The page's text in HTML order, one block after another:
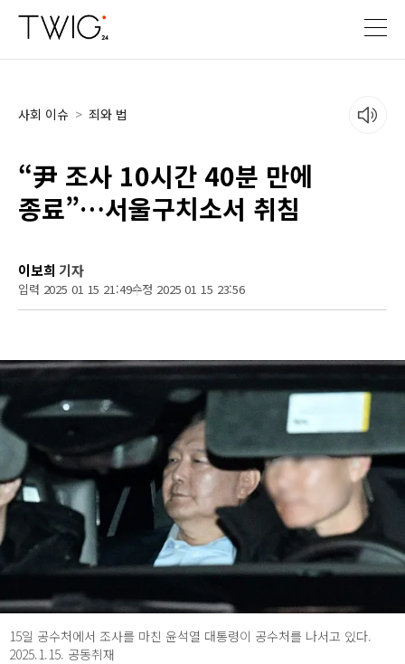
사회 이슈 > 죄와 법
“尹 조사 10시간 40분 만에
종료”…서울구치소서 취침
이보희 기자
입력 2025 01 15 21:49수정 2025 01 15 23:56
15일 공수처에서 조사를 마친 윤석열 대통령이 공수처를 나서고 있다.
2025.1.15. 공동취재